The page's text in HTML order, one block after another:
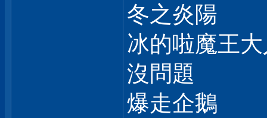
冬之炎陽
冰的啦魔王
沒問題
爆走企鵝